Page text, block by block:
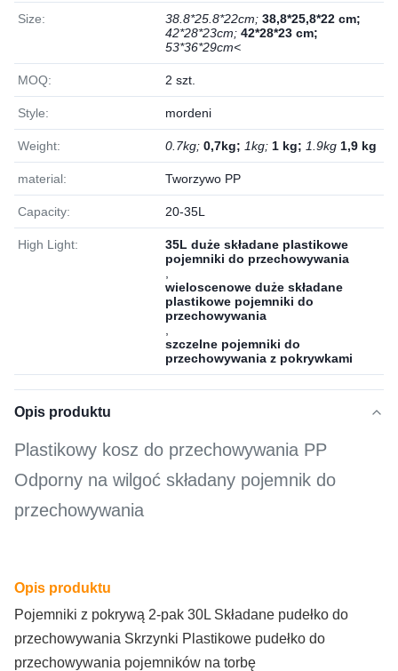
Size: 38.8*25.8*22cm; 38,8*25,8*22 cm;
42*28*23cm; 42*28*23 cm;
53*36*29cm<
MOQ: 2 szt.
Style: mordeni
Weight: 0.7kg; 0,7kg; 1kg; 1 kg; 1.9kg 1,9 kg
material: Tworzywo PP
Capacity: 20-35L
High Light:
35L duże składane plastikowe
pojemniki do przechowywania
wieloscenowe duże składane
plastikowe pojemniki do
przechowywania
szczelne pojemniki do
przechowywania z pokrywkami
Opis produktu
Plastikowy kosz do przechowywania PP
Odporny na wilgoć składany pojemnik do
przechowywania
Opis produktu
Pojemniki z pokrywą 2-pak 30L Składane pudełko do
przechowywania Skrzynki Plastikowe pudełko do
przechowywania pojemników na torbę